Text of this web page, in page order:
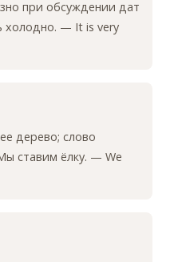
при обсуждении дат
холодно. — It is very
дерево; слово
ставим ёлку. — We